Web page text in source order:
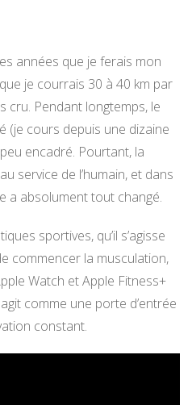
années que je ferais mon
je courrais 30 à 40 km par
cru. Pendant longtemps, le
(je cours depuis une dizaine
encadré. Pourtant, la
service de l’humain, et dans
a absolument tout changé.
sportives, qu’il s’agisse
commencer la musculation,
Watch et Apple Fitness+
comme une porte d’entrée
constant.